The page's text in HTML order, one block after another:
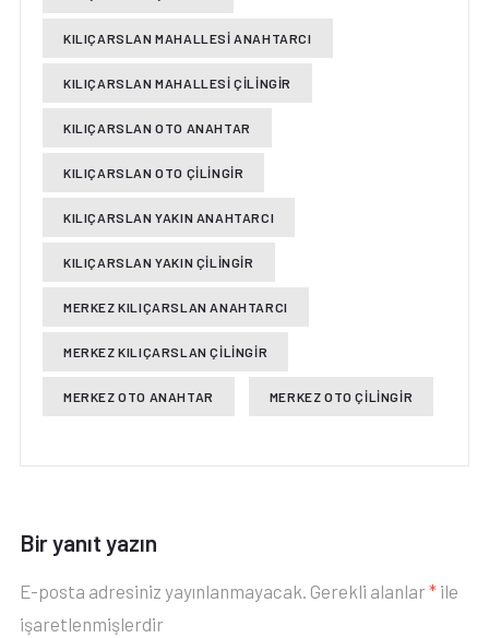
KILIÇARSLAN MAHALLESI ANAHTARCI
KILIÇARSLAN MAHALLESI ÇILINGIR
KILIÇARSLAN OTO ANAHTAR
KILIÇARSLAN OTO ÇILINGIR
KILIÇARSLAN YAKIN ANAHTARCI
KILIÇARSLAN YAKIN ÇILINGIR
MERKEZ KILIÇARSLAN ANAHTARCI
MERKEZ KILIÇARSLAN ÇILINGIR
MERKEZ OTO ANAHTAR MERKEZ OTO ÇILINGIR
Bir yanıt yazın
E-posta adresiniz yayınlanmayacak. Gerekli alanlar*ile
işaretlenmişlerdir